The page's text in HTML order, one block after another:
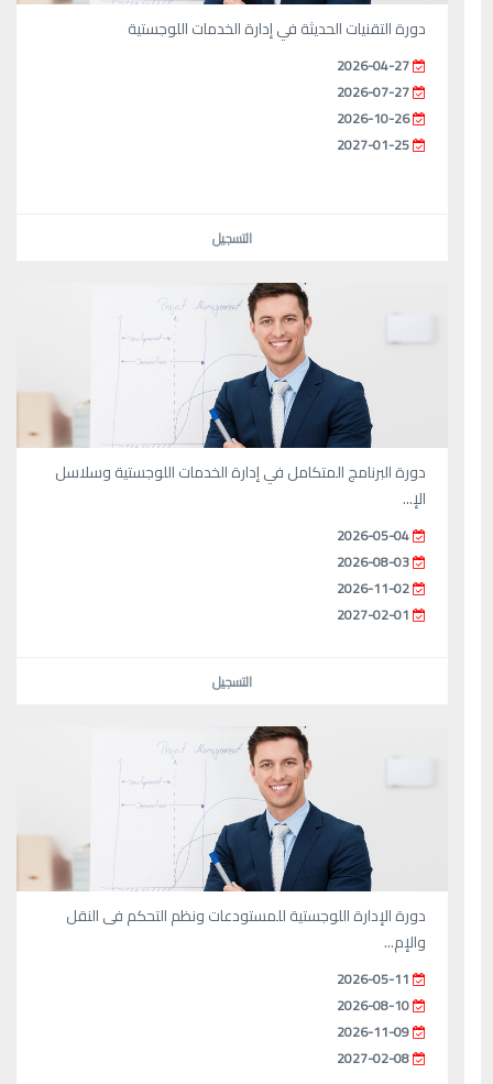
دورة التقنيات الحديثة في إدارة الخدمات اللوجستية
2026-04-27
2026-07-27
2026-10-26
2027-01-25
التسجيل
دورة البرنامج المتكامل في إدارة الخدمات اللوجستية وسلاسل
الإ...
2026-05-04
2026-08-03
2026-11-02
2027-02-01
التسجيل
دورة الإدارة اللوجستية للمستودعات ونظم التحكم فى النقل
والإم...
2026-05-11
2026-08-10
2026-11-09
2027-02-08